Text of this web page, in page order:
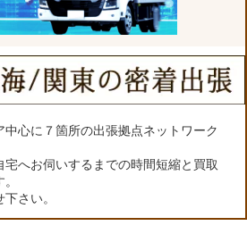
心に７箇所の出張拠点ネットワーク
宅へお伺いするまでの時間短縮と買取
さい。